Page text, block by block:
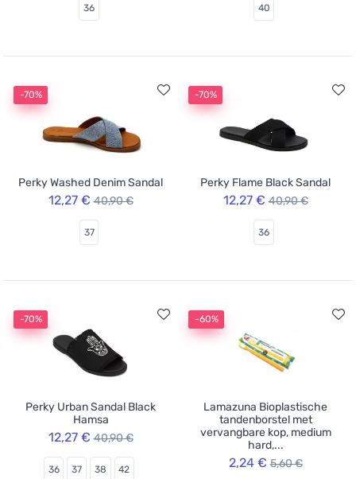
36 40
-70%
Perky Washed Denim Sandal
12,27 € 40,90 €
37
-70%
Perky Flame Black Sandal
12,27 € 40,90 €
36
-70%
Perky Urban Sandal Black
Hamsa
12,27 € 40,90 €
36 37 38 42
-60%
Lamazuna Bioplastische
tandenborstel met
vervangbare kop, medium
hard,...
2,24 € 5,60 €